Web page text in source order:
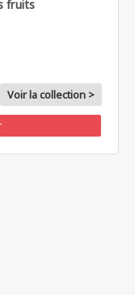
fruits
Voir la collection >